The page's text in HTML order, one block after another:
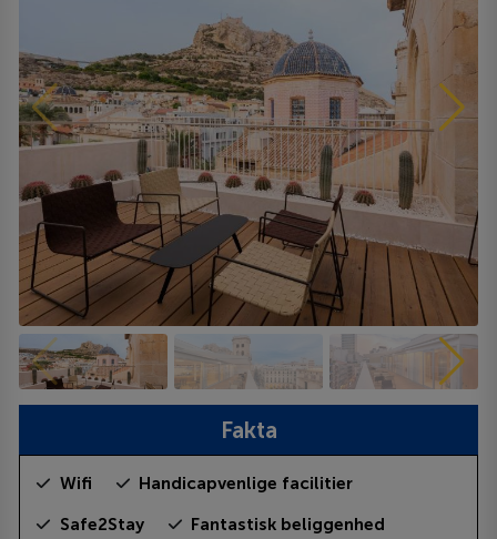
Fakta
Wifi Handicapvenlige facilitier
Safe2Stay Fantastisk beliggenhed